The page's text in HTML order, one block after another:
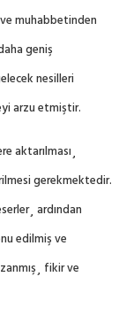
muhabbetinden
geniş
nesilleri
arzu etmiştir.
aktarılması¸
gerekmektedir.
ardından
edilmiş ve
fikir ve